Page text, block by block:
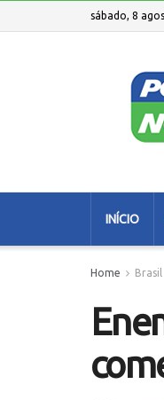
sábado, 8
INÍCIO
Home Brasil